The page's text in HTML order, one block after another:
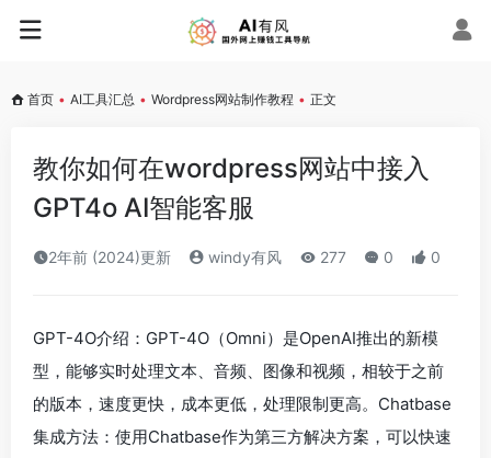
首页 • AI工具汇总 • Wordpress网站制作教程 • 正文
教你如何在wordpress网站中接入
GPT4o AI智能客服
2年前 (2024)更新 windy有风 277 0 0
GPT-4O介绍：GPT-4O（Omni）是OpenAI推出的新模
型，能够实时处理文本、音频、图像和视频，相较于之前
的版本，速度更快，成本更低，处理限制更高。Chatbase
集成方法：使用Chatbase作为第三方解决方案，可以快速